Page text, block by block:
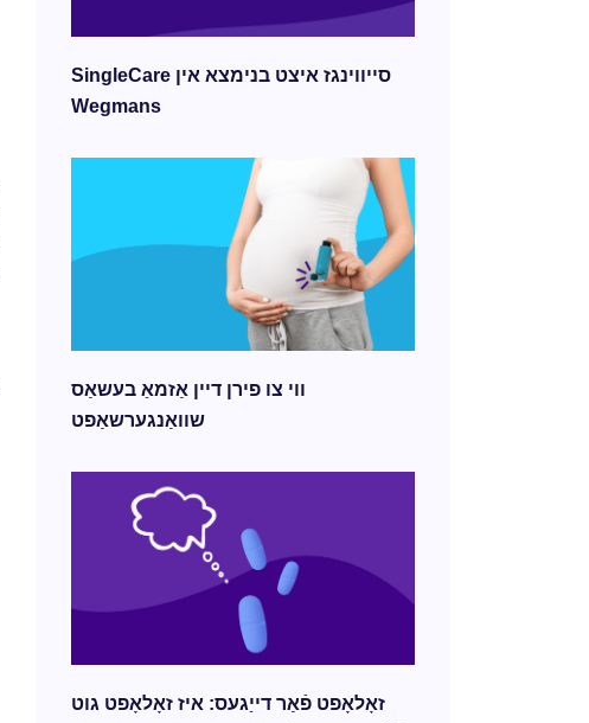
SingleCare סייווינגז איצט בנימצא אין
Wegmans
ווי צו פירן דיין אַזמאַ בעשאַס
שוואַנגערשאַפט
זאָלאָפט פֿאַר דייַגעס: איז זאָלאָפט גוט